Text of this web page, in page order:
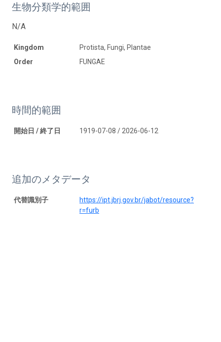
生物分類学的範囲
N/A
Kingdom
Protista, Fungi, Plantae
Order
FUNGAE
時間的範囲
開始日 / 終了日 1919-07-08 / 2026-06-12
追加のメタデータ
代替識別子
https://ipt.jbrj.gov.br/jabot/resource?
r=furb